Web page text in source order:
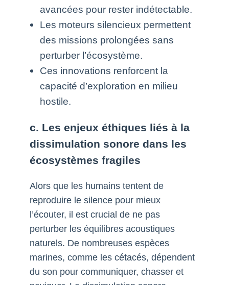
avancées pour rester indétectable.
Les moteurs silencieux permettent
des missions prolongées sans
perturber l’écosystème.
Ces innovations renforcent la
capacité d’exploration en milieu
hostile.
c. Les enjeux éthiques liés à la
dissimulation sonore dans les
écosystèmes fragiles
Alors que les humains tentent de
reproduire le silence pour mieux
l’écouter, il est crucial de ne pas
perturber les équilibres acoustiques
naturels. De nombreuses espèces
marines, comme les cétacés, dépendent
du son pour communiquer, chasser et